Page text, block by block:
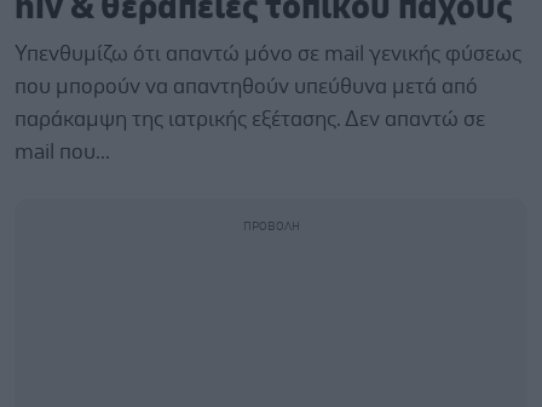
hiv & θεραπειες τοπικου πάχους
Υπενθυμίζω ότι απαντώ μόνο σε mail γενικής φύσεως
που μπορούν να απαντηθούν υπεύθυνα μετά από
παράκαμψη της ιατρικής εξέτασης. Δεν απαντώ σε
mail που...